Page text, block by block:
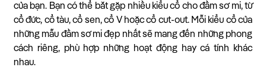
của bạn. Bạn có thể bắt gặp nhiều kiểu cổ cho đầm sơ mi, từ
cổ đức, cổ tàu, cổ sen, cổ V hoặc cổ cut-out. Mỗi kiểu cổ của
những mẫu đầm sơ mi đẹp nhất sẽ mang đến những phong
cách riêng, phù hợp những hoạt động hay cá tính khác
nhau.